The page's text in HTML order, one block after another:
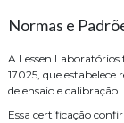
Normas e
A Lessen
17025, que
de ensaio e calibração.
Essa certificação